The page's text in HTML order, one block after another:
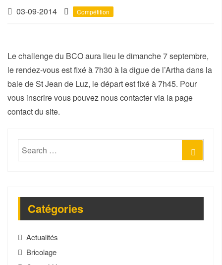
03-09-2014 Compétition
Le challenge du BCO aura lieu le dimanche 7 septembre,
le rendez-vous est fixé à 7h30 à la digue de l’Artha dans la
baie de St Jean de Luz, le départ est fixé à 7h45. Pour
vous inscrire vous pouvez nous contacter via la page
contact du site.
Search
for:
Catégories
Actualités
Bricolage